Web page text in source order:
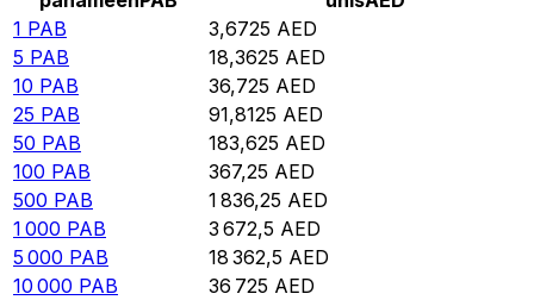
1 PAB 3,6725 AED
5 PAB 18,3625 AED
10 PAB 36,725 AED
25 PAB 91,8125 AED
50 PAB 183,625 AED
100 PAB 367,25 AED
500 PAB 1 836,25 AED
1 000 PAB 3 672,5 AED
5 000 PAB 18 362,5 AED
10 000 PAB 36 725 AED